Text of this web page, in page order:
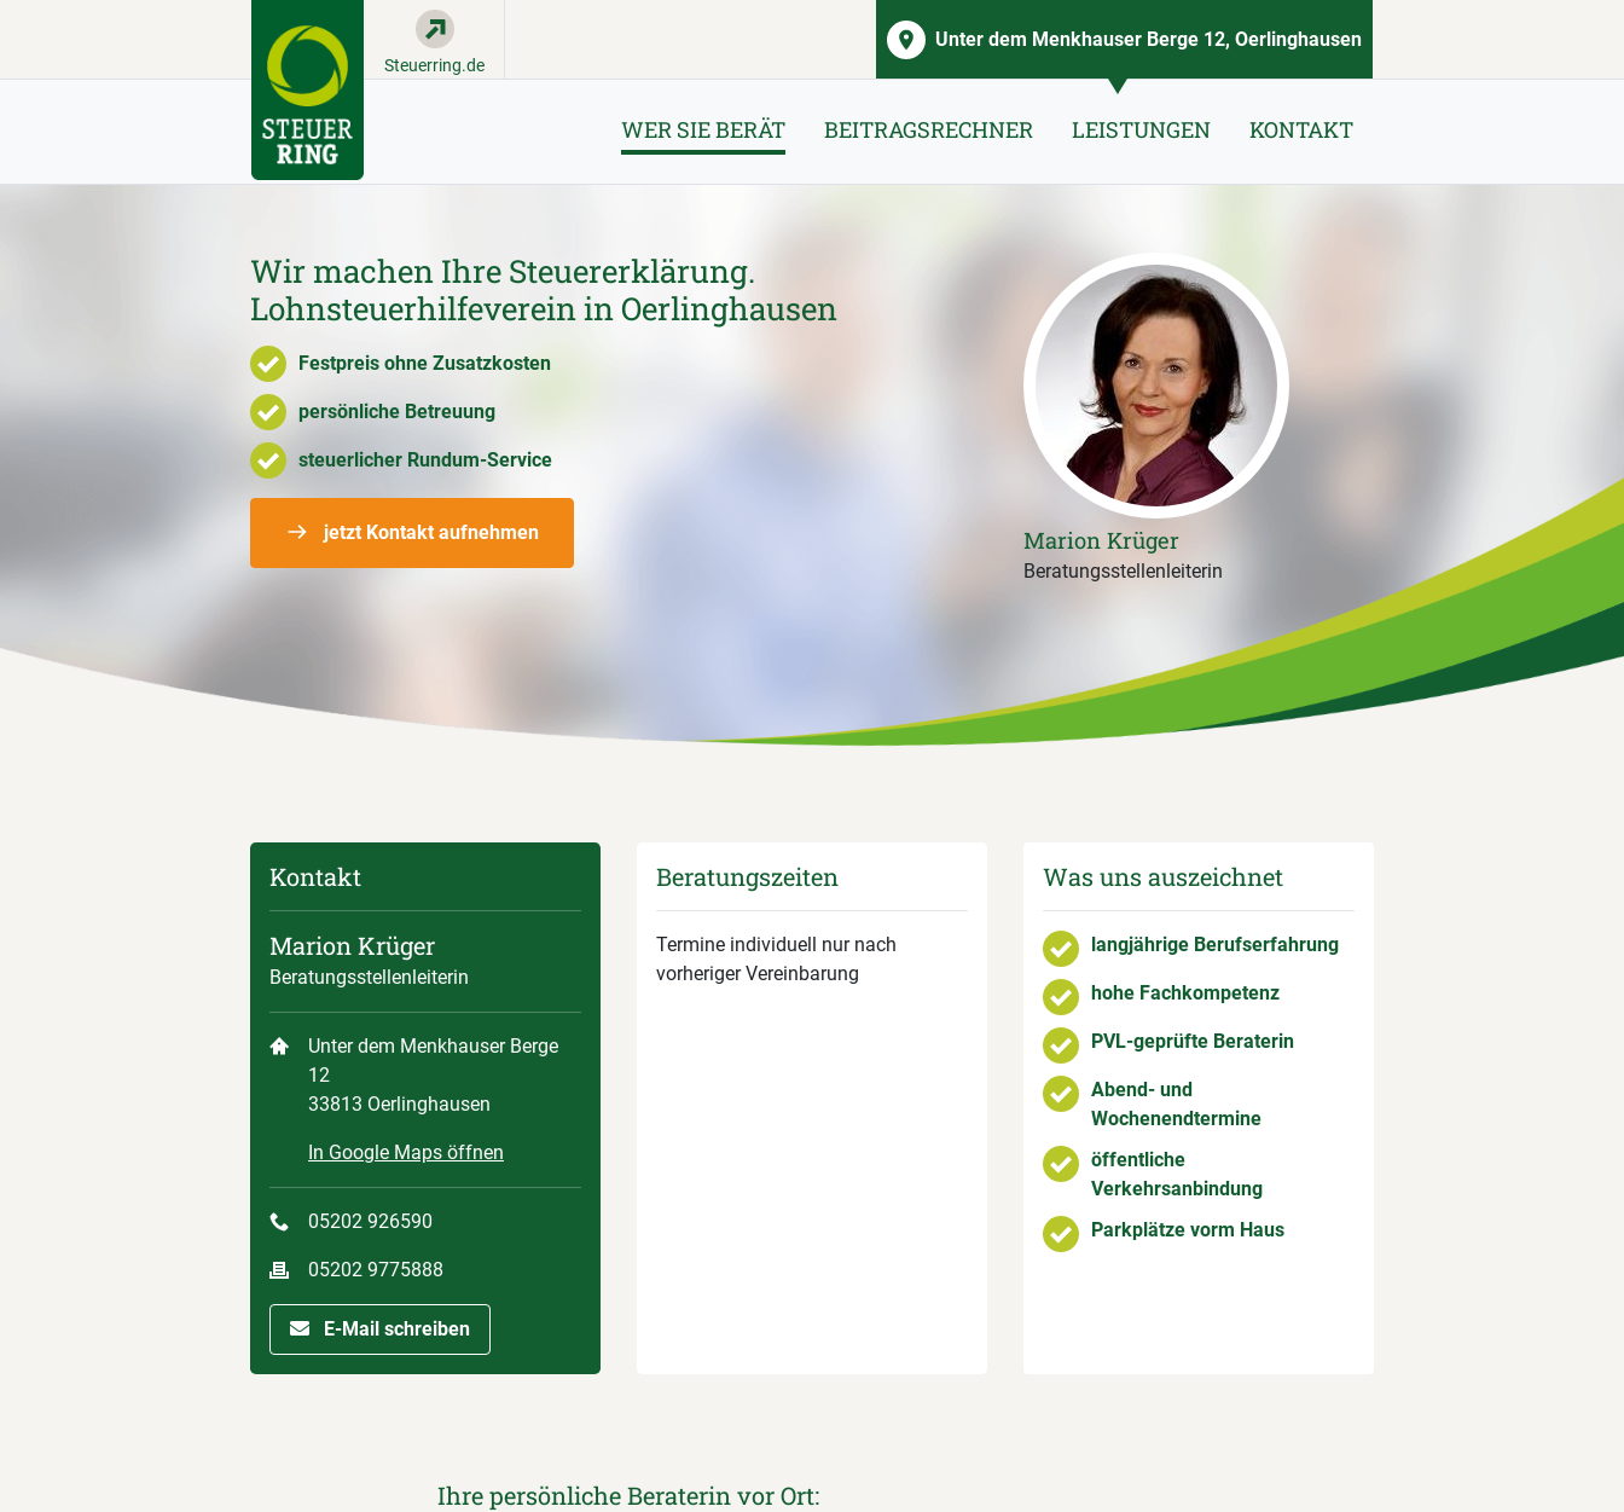
Steuerring.de
Unter dem Menkhauser Berge 12, Oerlinghausen
WER SIE BERÄT BEITRAGSRECHNER LEISTUNGEN KONTAKT
Wir machen Ihre Steuererklärung.
Lohnsteuerhilfeverein in Oerlinghausen
Festpreis ohne Zusatzkosten
persönliche Betreuung
steuerlicher Rundum-Service
jetzt Kontakt aufnehmen Marion Krüger
Beratungsstellenleiterin
Kontakt
Marion Krüger
Beratungsstellenleiterin
Unter dem Menkhauser Berge
12
33813 Oerlinghausen
In Google Maps öffnen
05202 926590
05202 9775888
E-Mail schreiben
Beratungszeiten
Termine individuell nur nach
vorheriger Vereinbarung
Was uns auszeichnet
langjährige Berufserfahrung
hohe Fachkompetenz
PVL-geprüfte Beraterin
Abend- und
Wochenendtermine
öffentliche
Verkehrsanbindung
Parkplätze vorm Haus
Ihre persönliche Beraterin vor Ort: